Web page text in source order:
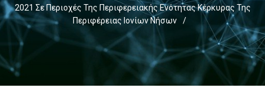
2021 Σε Περιοχές Της Περιφερειακής Ενότητας Κέρκυρας Της
Περιφέρειας Ιονίων Νήσων
/